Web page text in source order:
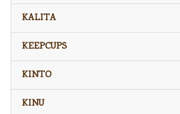
KALITA
KEEPCUPS
KINTO
KINU